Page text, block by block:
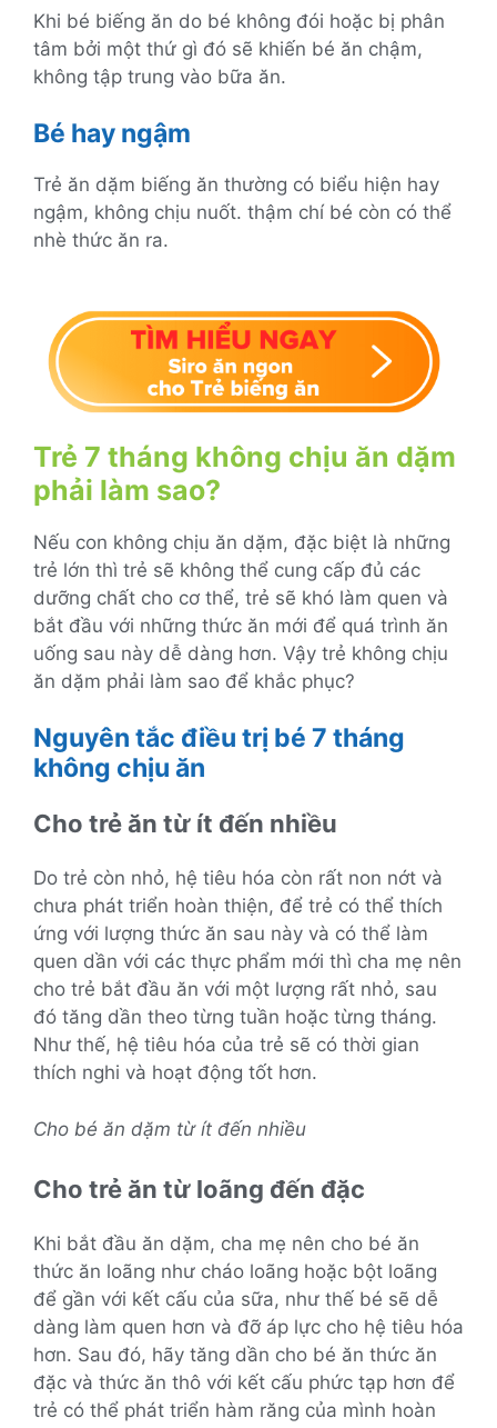
Khi bé biếng ăn do bé không đói hoặc bị phân
tâm bởi một thứ gì đó sẽ khiến bé ăn chậm,
không tập trung vào bữa ăn.
Bé hay ngậm
Trẻ ăn dặm biếng ăn thường có biểu hiện hay
ngậm, không chịu nuốt. thậm chí bé còn có thể
nhè thức ăn ra.
Trẻ 7 tháng không chịu ăn dặm
phải làm sao?
Nếu con không chịu ăn dặm, đặc biệt là những
trẻ lớn thì trẻ sẽ không thể cung cấp đủ các
dưỡng chất cho cơ thể, trẻ sẽ khó làm quen và
bắt đầu với những thức ăn mới để quá trình ăn
uống sau này dễ dàng hơn. Vậy trẻ không chịu
ăn dặm phải làm sao để khắc phục?
Nguyên tắc điều trị bé 7 tháng
không chịu ăn
Cho trẻ ăn từ ít đến nhiều
Do trẻ còn nhỏ, hệ tiêu hóa còn rất non nớt và
chưa phát triển hoàn thiện, để trẻ có thể thích
ứng với lượng thức ăn sau này và có thể làm
quen dần với các thực phẩm mới thì cha mẹ nên
cho trẻ bắt đầu ăn với một lượng rất nhỏ, sau
đó tăng dần theo từng tuần hoặc từng tháng.
Như thế, hệ tiêu hóa của trẻ sẽ có thời gian
thích nghi và hoạt động tốt hơn.
Cho bé ăn dặm từ ít đến nhiều
Cho trẻ ăn từ loãng đến đặc
Khi bắt đầu ăn dặm, cha mẹ nên cho bé ăn
thức ăn loãng như cháo loãng hoặc bột loãng
để gần với kết cấu của sữa, như thế bé sẽ dễ
dàng làm quen hơn và đỡ áp lực cho hệ tiêu hóa
hơn. Sau đó, hãy tăng dần cho bé ăn thức ăn
đặc và thức ăn thô với kết cấu phức tạp hơn để
trẻ có thể phát triển hàm răng của mình hoàn